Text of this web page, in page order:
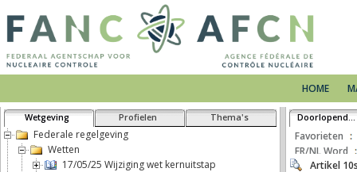
HOME
Wetgeving Profielen Thema's
Federale regelgeving
Wetten
17/05/25 Wijziging wet kernuitstap
Doorlopende tekst
Favorieten
FR/NL Word